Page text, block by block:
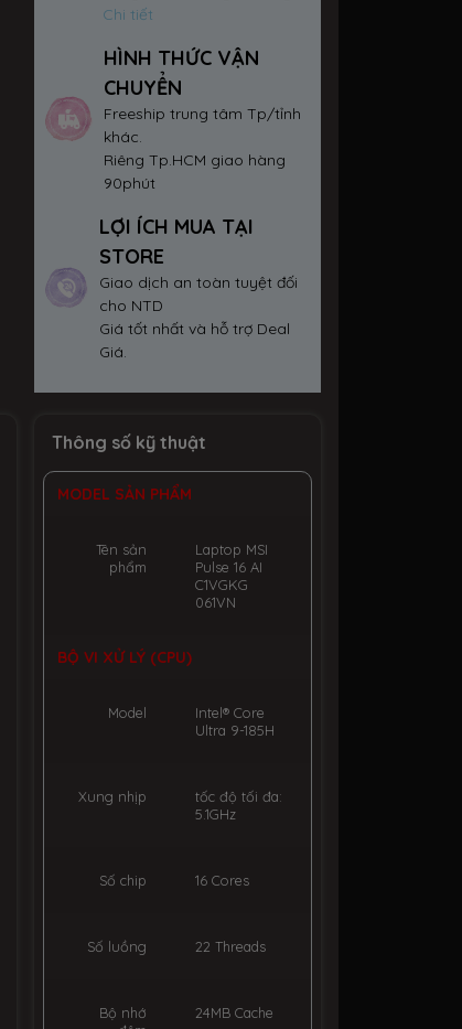
Chi tiết
HÌNH THỨC VẬN
CHUYỂN
Freeship trung tâm Tp/tỉnh
khác.
Riêng Tp.HCM giao hàng
90phút
LỢI ÍCH MUA TẠI
STORE
Giao dịch an toàn tuyệt đối
cho NTD
Giá tốt nhất và hỗ trợ Deal
Giá.
Thông số kỹ thuật
MODEL SẢN PHẨM
Tên sản
phẩm
Laptop MSI
Pulse 16 AI
C1VGKG
061VN
BỘ VI XỬ LÝ (CPU)
Model
Intel® Core
Ultra 9-185H
Xung nhịp
tốc độ tối đa:
5.1GHz
Số chip 16 Cores
Số luồng 22 Threads
Bộ nhớ
24MB Cache